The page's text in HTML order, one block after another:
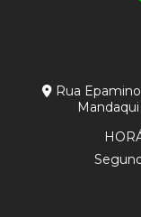
Rua